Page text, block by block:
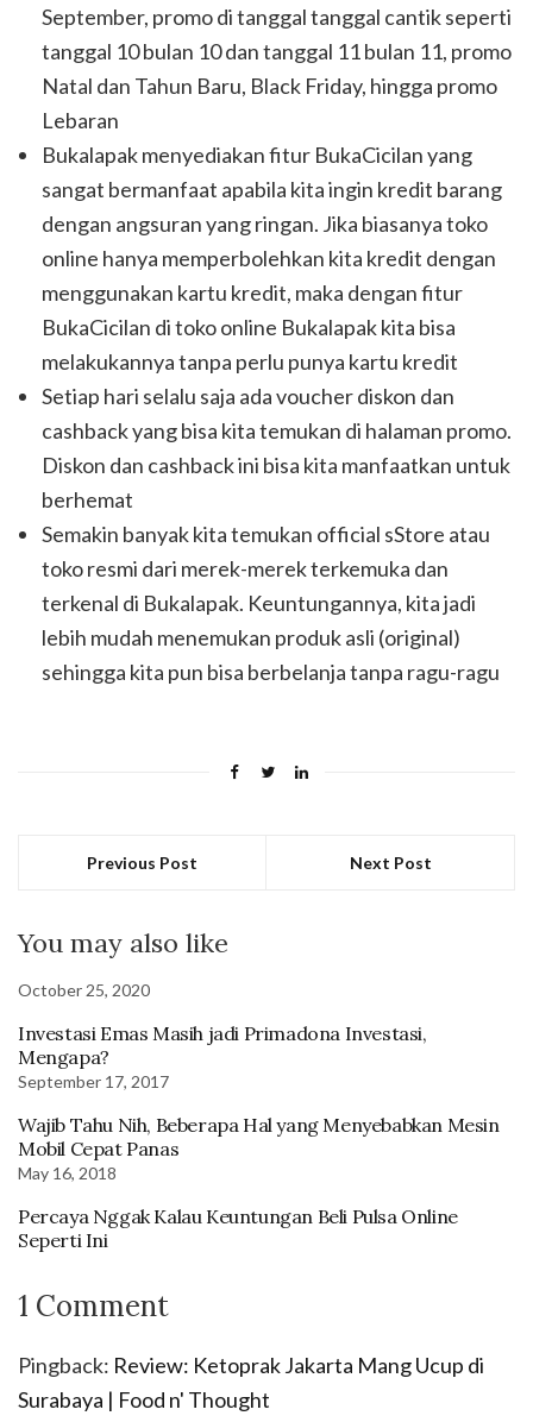
September, promo di tanggal tanggal cantik seperti
tanggal 10 bulan 10 dan tanggal 11 bulan 11, promo
Natal dan Tahun Baru, Black Friday, hingga promo
Lebaran
Bukalapak menyediakan fitur BukaCicilan yang
sangat bermanfaat apabila kita ingin kredit barang
dengan angsuran yang ringan. Jika biasanya toko
online hanya memperbolehkan kita kredit dengan
menggunakan kartu kredit, maka dengan fitur
BukaCicilan di toko online Bukalapak kita bisa
melakukannya tanpa perlu punya kartu kredit
Setiap hari selalu saja ada voucher diskon dan
cashback yang bisa kita temukan di halaman promo.
Diskon dan cashback ini bisa kita manfaatkan untuk
berhemat
Semakin banyak kita temukan official sStore atau
toko resmi dari merek-merek terkemuka dan
terkenal di Bukalapak. Keuntungannya, kita jadi
lebih mudah menemukan produk asli (original)
sehingga kita pun bisa berbelanja tanpa ragu-ragu
Previous Post Next Post
You may also like
October 25, 2020
Investasi Emas Masih jadi Primadona Investasi,
Mengapa?
September 17, 2017
Wajib Tahu Nih, Beberapa Hal yang Menyebabkan Mesin
Mobil Cepat Panas
May 16, 2018
Percaya Nggak Kalau Keuntungan Beli Pulsa Online
Seperti Ini
1 Comment
Pingback: Review: Ketoprak Jakarta Mang Ucup di
Surabaya | Food n' Thought